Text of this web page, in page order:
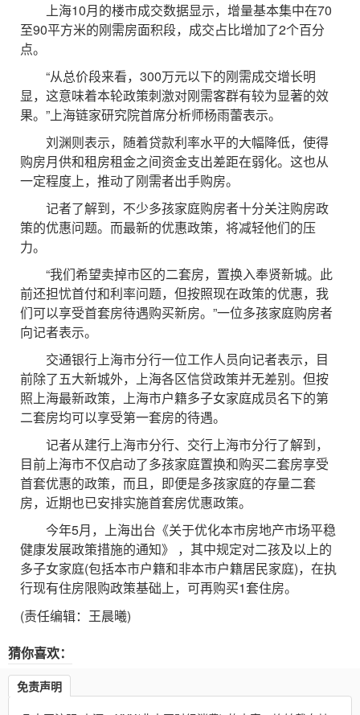
上海10月的楼市成交数据显示，增量基本集中在70
至90平方米的刚需房面积段，成交占比增加了2个百分
点。
“从总价段来看，300万元以下的刚需成交增长明
显，这意味着本轮政策刺激对刚需客群有较为显著的效
果。”上海链家研究院首席分析师杨雨蕾表示。
刘渊则表示，随着贷款利率水平的大幅降低，使得
购房月供和租房租金之间资金支出差距在弱化。这也从
一定程度上，推动了刚需者出手购房。
记者了解到，不少多孩家庭购房者十分关注购房政
策的优惠问题。而最新的优惠政策，将减轻他们的压
力。
“我们希望卖掉市区的二套房，置换入奉贤新城。此
前还担忧首付和利率问题，但按照现在政策的优惠，我
们可以享受首套房待遇购买新房。”一位多孩家庭购房者
向记者表示。
交通银行上海市分行一位工作人员向记者表示，目
前除了五大新城外，上海各区信贷政策并无差别。但按
照上海最新政策，上海市户籍多子女家庭成员名下的第
二套房均可以享受第一套房的待遇。
记者从建行上海市分行、交行上海市分行了解到，
目前上海市不仅启动了多孩家庭置换和购买二套房享受
首套优惠的政策，而且，即便是多孩家庭的存量二套
房，近期也已安排实施首套房优惠政策。
今年5月，上海出台《关于优化本市房地产市场平稳
健康发展政策措施的通知》 ，其中规定对二孩及以上的
多子女家庭(包括本市户籍和非本市户籍居民家庭)，在执
行现有住房限购政策基础上，可再购买1套住房。
(责任编辑：王晨曦)
猜你喜欢：
免责声明